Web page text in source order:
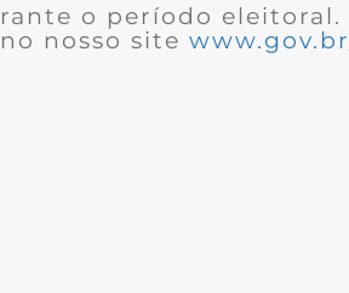
o período eleitoral.
nosso site